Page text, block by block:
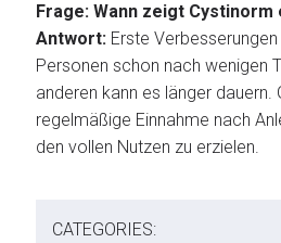
Frage: Wann zeigt
Antwort: Erste
Personen schon nach wenigen
anderen kann es länger dauern.
regelmäßige Einnahme nach
den vollen Nutzen zu erzielen.
CATEGORIES: